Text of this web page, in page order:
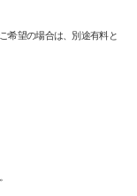
希望の場合は、別途有料と
。